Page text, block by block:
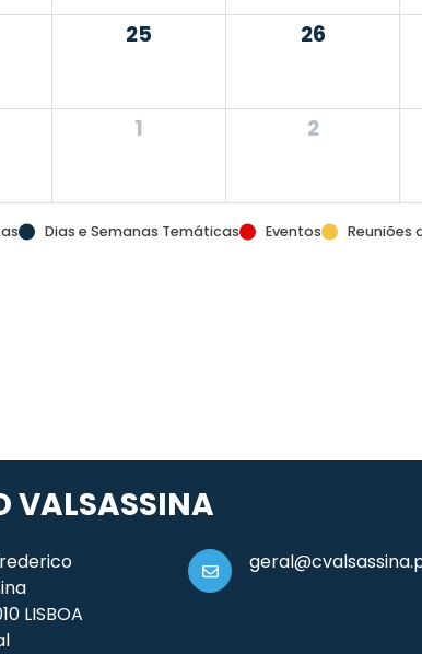
25 26
1 2
Dias e Semanas Temáticas Eventos Reuniões
VALSASSINA
LISBOA